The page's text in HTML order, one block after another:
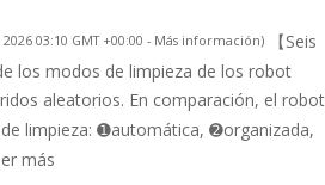
03:10 GMT +00:00 - Más información)
【Seis
los modos de limpieza de los robot
aleatorios. En comparación, el robot
limpieza: ➊automática, ➋organizada,
más